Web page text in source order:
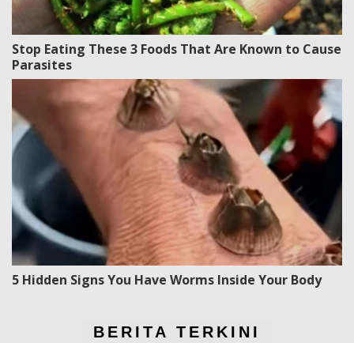
Stop Eating These 3 Foods That Are Known to Cause
Parasites
5 Hidden Signs You Have Worms Inside Your Body
BERITA TERKINI